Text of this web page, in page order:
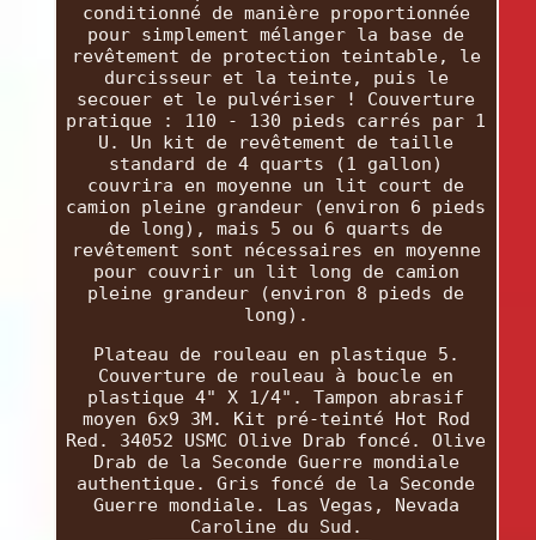
conditionné de manière proportionnée
pour simplement mélanger la base de
revêtement de protection teintable, le
durcisseur et la teinte, puis le
secouer et le pulvériser ! Couverture
pratique : 110 - 130 pieds carrés par 1
U. Un kit de revêtement de taille
standard de 4 quarts (1 gallon)
couvrira en moyenne un lit court de
camion pleine grandeur (environ 6 pieds
de long), mais 5 ou 6 quarts de
revêtement sont nécessaires en moyenne
pour couvrir un lit long de camion
pleine grandeur (environ 8 pieds de
long).
Plateau de rouleau en plastique 5.
Couverture de rouleau à boucle en
plastique 4" X 1/4". Tampon abrasif
moyen 6x9 3M. Kit pré-teinté Hot Rod
Red. 34052 USMC Olive Drab foncé. Olive
Drab de la Seconde Guerre mondiale
authentique. Gris foncé de la Seconde
Guerre mondiale. Las Vegas, Nevada
Caroline du Sud.